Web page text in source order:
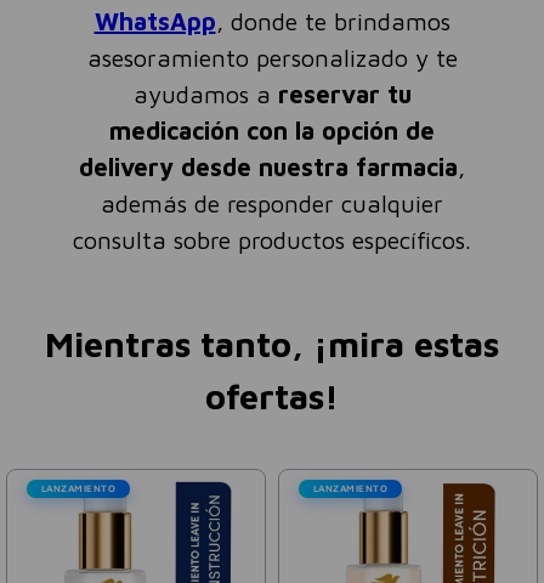
WhatsApp, donde te brindamos
asesoramiento personalizado y te
ayudamos a reservar tu
medicación con la opción de
delivery desde nuestra farmacia,
además de responder cualquier
consulta sobre productos específicos.
Mientras tanto, ¡mira estas
ofertas!
LANZAMIENTO LANZAMIENTO